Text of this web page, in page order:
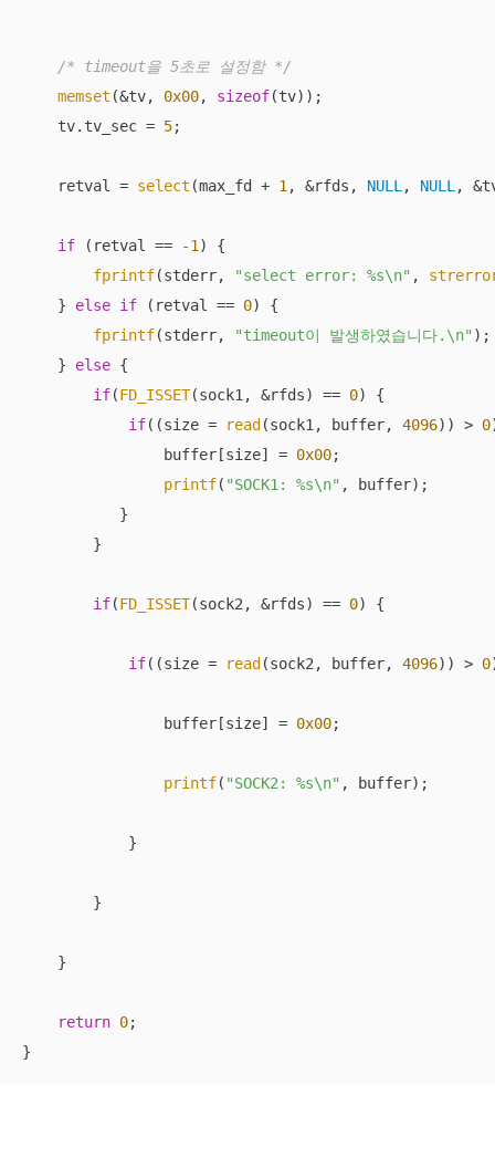
/* timeout을 5초로 설정함 */
memset (&tv, 0x00, sizeof(tv));
    tv.tv_sec =
5;
    retval =
select (max_fd + 1 , &rfds, NULL , NULL ,
if (retval == -1 ) {
fprintf(stderr, "select error: %s\n" ,
    }
else if (retval == 0) {
fprintf(stderr, "timeout이 발생하였습니다.\n" );
    }
else {
if(FD_ISSET(sock1, &rfds) == 0) {
if((size = read(sock1, buffer, 4096)) > 0
                buffer[size] =
0x00;
printf( "SOCK1: %s\n" , buffer);
           }
        }
if(FD_ISSET(sock2, &rfds) == 0) {
if((size = read(sock2, buffer, 4096)) > 0
                buffer[size] =
0x00;
printf( "SOCK2: %s\n" , buffer);
            }
        }
    }
return 0;
}